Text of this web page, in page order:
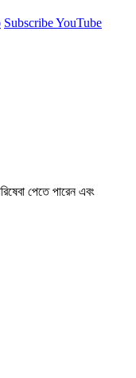
Subscribe YouTube
পেতে পারেন এবং